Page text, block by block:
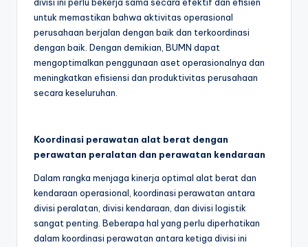
untuk memastikan bahwa aktivitas operasional
perusahaan berjalan dengan baik dan terkoordinasi
dengan baik. Dengan demikian, BUMN dapat
mengoptimalkan penggunaan aset operasionalnya dan
meningkatkan efisiensi dan produktivitas perusahaan
secara keseluruhan.
Koordinasi perawatan alat berat dengan
perawatan peralatan dan perawatan kendaraan
Dalam rangka menjaga kinerja optimal alat berat dan
kendaraan operasional, koordinasi perawatan antara
divisi peralatan, divisi kendaraan, dan divisi logistik
sangat penting. Beberapa hal yang perlu diperhatikan
dalam koordinasi perawatan antara ketiga divisi ini